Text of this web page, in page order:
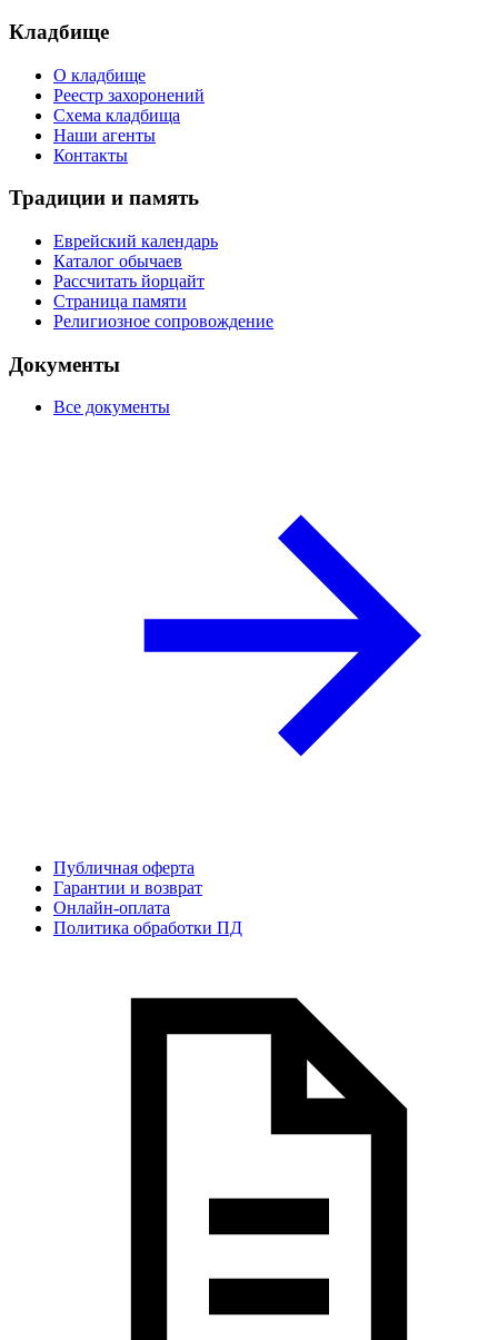
Кладбище
О кладбище
Реестр захоронений
Схема кладбища
Наши агенты
Контакты
Традиции и память
Еврейский календарь
Каталог обычаев
Рассчитать йорцайт
Страница памяти
Религиозное сопровождение
Документы
Все документы
Публичная оферта
Гарантии и возврат
Онлайн-оплата
Политика обработки ПД